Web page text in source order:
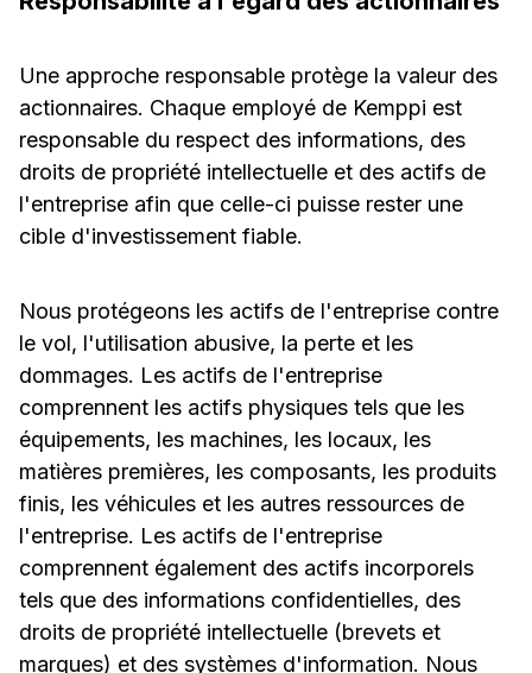
Une approche responsable protège la valeur des
actionnaires. Chaque employé de Kemppi est
responsable du respect des informations, des
droits de propriété intellectuelle et des actifs de
l'entreprise afin que celle-ci puisse rester une
cible d'investissement fiable.
Nous protégeons les actifs de l'entreprise contre
le vol, l'utilisation abusive, la perte et les
dommages. Les actifs de l'entreprise
comprennent les actifs physiques tels que les
équipements, les machines, les locaux, les
matières premières, les composants, les produits
finis, les véhicules et les autres ressources de
l'entreprise. Les actifs de l'entreprise
comprennent également des actifs incorporels
tels que des informations confidentielles, des
droits de propriété intellectuelle (brevets et
marques) et des systèmes d'information. Nous